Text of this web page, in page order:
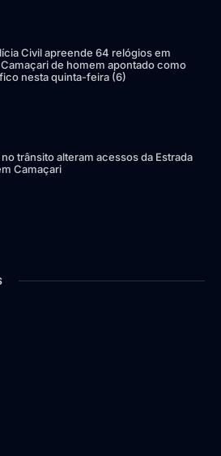
Civil apreende 64 relógios em
de homem apontado como
nesta quinta-feira (6)
trânsito alteram acessos da Estrada
Camaçari